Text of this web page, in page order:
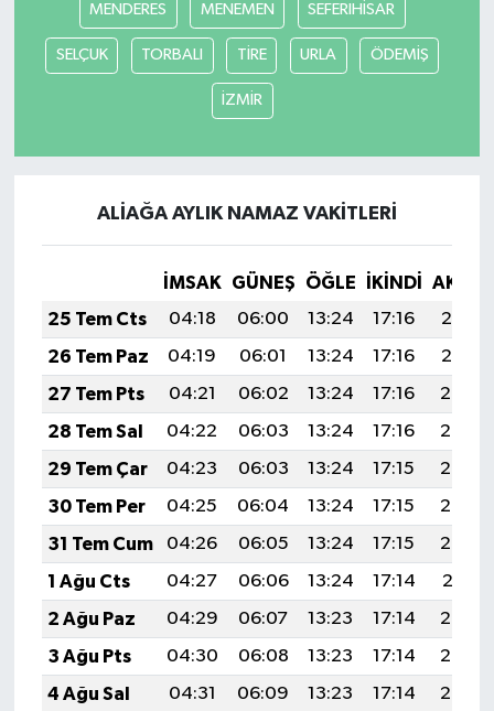
MENDERES MENEMEN SEFERIHİSAR
SELÇUK TORBALI TİRE URLA ÖDEMİŞ
İZMİR
ALİAĞA AYLIK NAMAZ VAKITLERI
İMSAK GÜNEŞ ÖĞLE İKINDI
25 Tem Cts
04:18 06:00 13:24 17:16
20:37
26 Tem Paz
04:19 06:01 13:24 17:16
20:37
27 Tem Pts
04:21 06:02 13:24 17:16
20:36
28 Tem Sal
04:22 06:03 13:24 17:16
20:35
29 Tem Çar
04:23 06:03 13:24 17:15
20:34
30 Tem Per
04:25 06:04 13:24 17:15
20:33
31 Tem Cum
04:26 06:05 13:24 17:15
20:32
1 Ağu Cts
04:27 06:06 13:24 17:14
20:31
2 Ağu Paz
04:29 06:07 13:23 17:14
20:30
3 Ağu Pts
04:30 06:08 13:23 17:14
20:29
4 Ağu Sal
04:31 06:09 13:23 17:14
20:28